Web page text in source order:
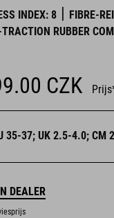
INDEX: 8
FIBRE-
RUBBER
CZK
35-37; UK 2.5-4.0; CM
DEALER